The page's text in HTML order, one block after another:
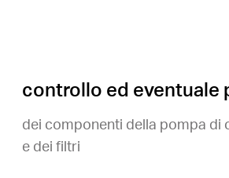
controllo ed eventuale
dei componenti della pompa di
e dei filtri